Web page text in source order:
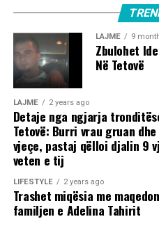
LAJME 9
Zbulohet
Në Tetovë
LAJME 2 years ago
Detaje nga ngjarja
Tetovë: Burri vrau gruan
vjeçe, pastaj qëlloi djalin 9
veten e tij
LIFESTYLE 2 years ago
Trashet miqësia me
familjen e Adelina Tahirit